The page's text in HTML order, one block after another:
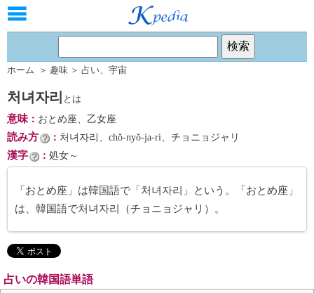
ホーム ＞ 趣味 ＞ 占い、 宇宙
처녀자리 とは
意味： おとめ座、乙女座
読み方 ： 처녀자리、chŏ-nyŏ-ja-ri、チョニョジャリ
漢字 ： 処女～
「おとめ座」は韓国語で「처녀자리」という。「おとめ座」
は、韓国語で처녀자리（チョニョジャリ）。
占いの韓国語単語